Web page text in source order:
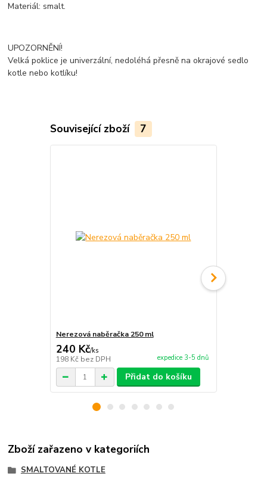
Materiál: smalt.
UPOZORNĚNÍ!
Velká poklice je univerzální, nedoléhá přesně na okrajové sedlo
kotle nebo kotlíku!
Související zboží 7
Nerezová naběračka 250 ml
240 Kč/ks
198 Kč bez DPH expedice 3-5 dnů
Přidat do košíku
Zboží zařazeno v kategoriích
SMALTOVANÉ KOTLE